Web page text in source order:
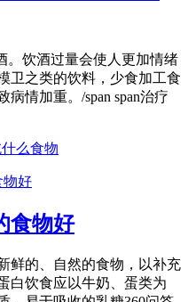
。饮酒过量会使人更加情绪
卫之类的饮料，少食加工食
情加重。/span span治疗
么食物
食物好
鲜的、自然的食物，以补充
白饮食应以牛奶、蛋类为